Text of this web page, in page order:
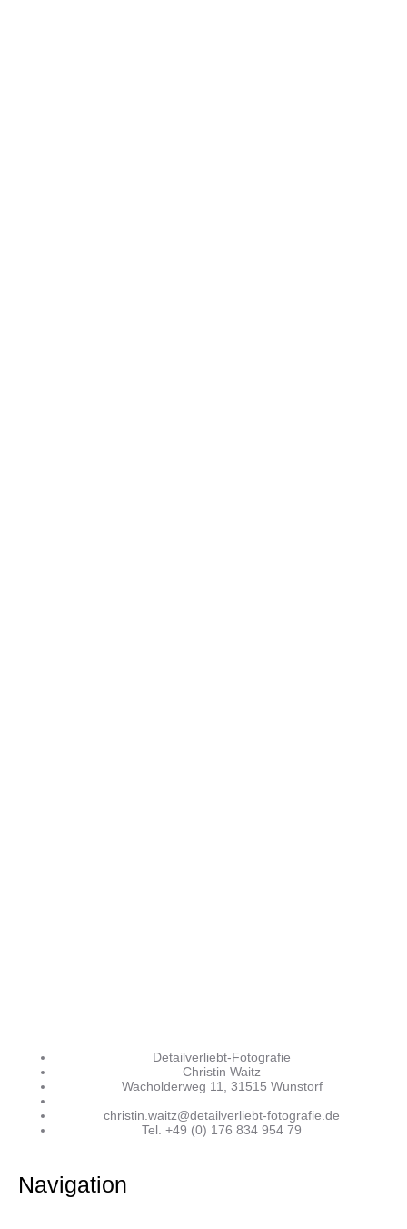
Detailverliebt-Fotografie
Christin Waitz
Wacholderweg 11, 31515 Wunstorf
christin.waitz@detailverliebt-fotografie.de
Tel. +49 (0) 176 834 954 79
Navigation